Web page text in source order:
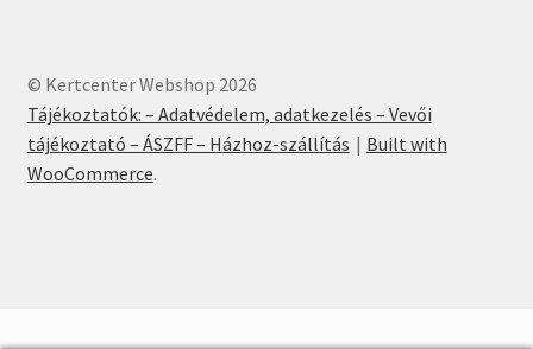
© Kertcenter Webshop 2026
Tájékoztatók: – Adatvédelem, adatkezelés – Vevői
tájékoztató – ÁSZFF – Házhoz-szállítás
Built with
WooCommerce.